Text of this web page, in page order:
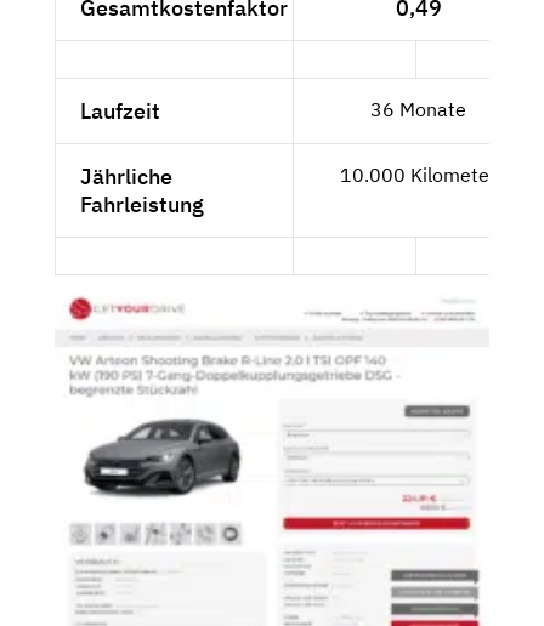
Gesamtkostenfaktor 0,49
Laufzeit 36 Monate
Jährliche
Fahrleistung
10.000 Kilometer